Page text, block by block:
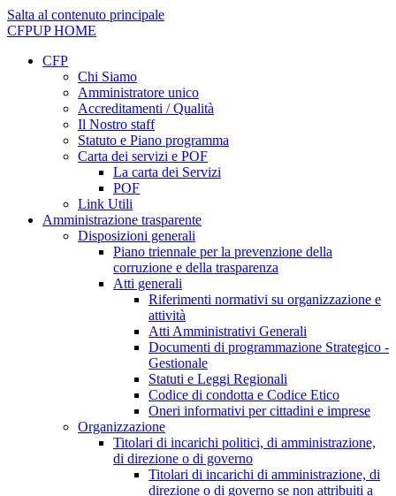
Salta al contenuto principale
CFPUPHOME
CFP
Chi Siamo
Amministratore unico
Accreditamenti / Qualità
Il Nostro staff
Statuto e Piano programma
Carta dei servizi e POF
La carta dei Servizi
POF
Link Utili
Amministrazione trasparente
Disposizioni generali
Piano triennale per la prevenzione della
corruzione e della trasparenza
Atti generali
Riferimenti normativi su organizzazione e
attività
Atti Amministrativi Generali
Documenti di programmazione Strategico -
Gestionale
Statuti e Leggi Regionali
Codice di condotta e Codice Etico
Oneri informativi per cittadini e imprese
Organizzazione
Titolari di incarichi politici, di amministrazione,
di direzione o di governo
Titolari di incarichi di amministrazione, di
direzione o di governo se non attribuiti a